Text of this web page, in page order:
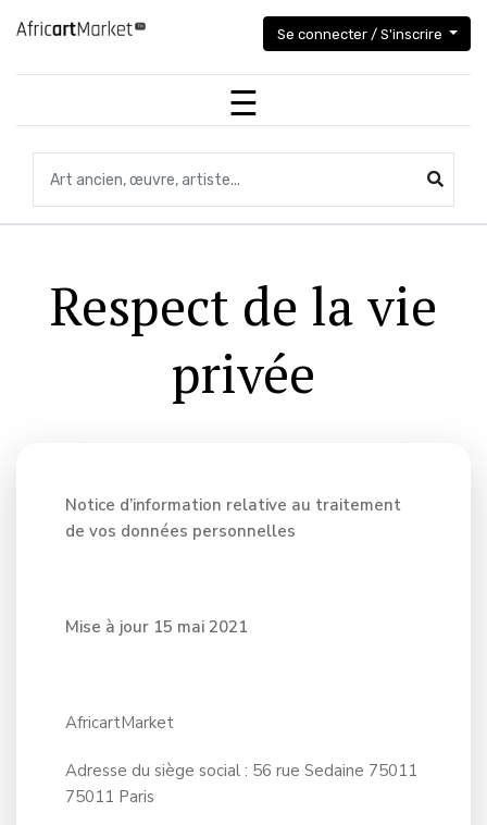
Se connecter / S'inscrire
Respect de la vie
privée
Notice d’information relative au traitement
de vos données personnelles
Mise à jour 15 mai 2021
AfricartMarket
Adresse du siège social : 56 rue Sedaine 75011
75011 Paris